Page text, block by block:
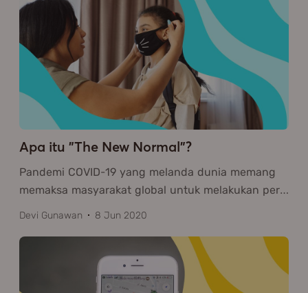
Apa itu "The New Normal"?
Pandemi COVID-19 yang melanda dunia memang
memaksa masyarakat global untuk melakukan per…
Devi Gunawan 8 Jun 2020